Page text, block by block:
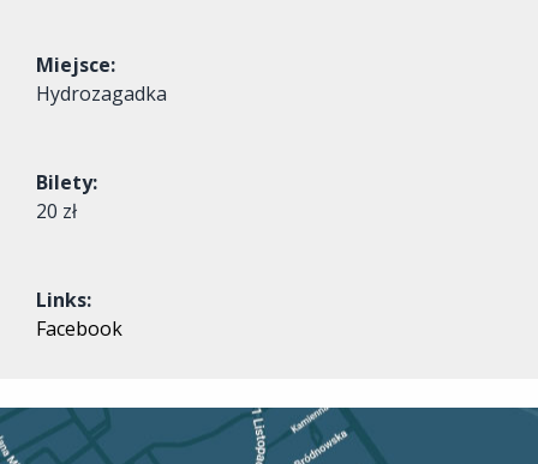
Miejsce:
Hydrozagadka
Bilety:
20 zł
Links:
Facebook